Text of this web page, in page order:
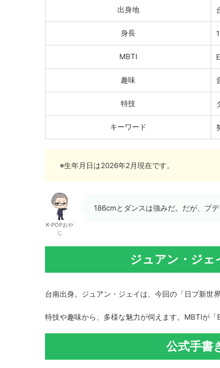
出身地
身長
MBTI
趣味
特技
キーワード
※生年月日は2026年2月現在です。
K-POPおや
じ
186cmとダンスは強みだ。だが、プ
ジュアン・ジェ
台南出身。ジュアン・ジェイは、今回の「日プ新世
特技や趣味から、多様な魅力が伺えます。MBTIが「
公式手書